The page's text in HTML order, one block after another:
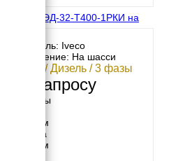
IVECO ЭД-32-Т400-1РКИ на
Двигатель: Iveco
Исполнение: На шасси
32 кВт / Дизель / 3 фазы
По запросу
Размеры
3050 мм
Ширина
1880 мм